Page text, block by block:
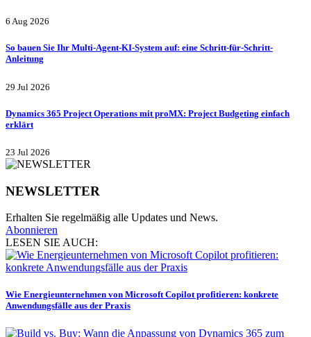
6 Aug 2026
So bauen Sie Ihr Multi-Agent-KI-System auf: eine Schritt-für-Schritt-
Anleitung
29 Jul 2026
Dynamics 365 Project Operations mit proMX: Project Budgeting einfach
erklärt
23 Jul 2026
NEWSLETTER
Erhalten Sie regelmäßig alle Updates und News.
Abonnieren
LESEN SIE AUCH:
Wie Energieunternehmen von Microsoft Copilot profitieren: konkrete
Anwendungsfälle aus der Praxis